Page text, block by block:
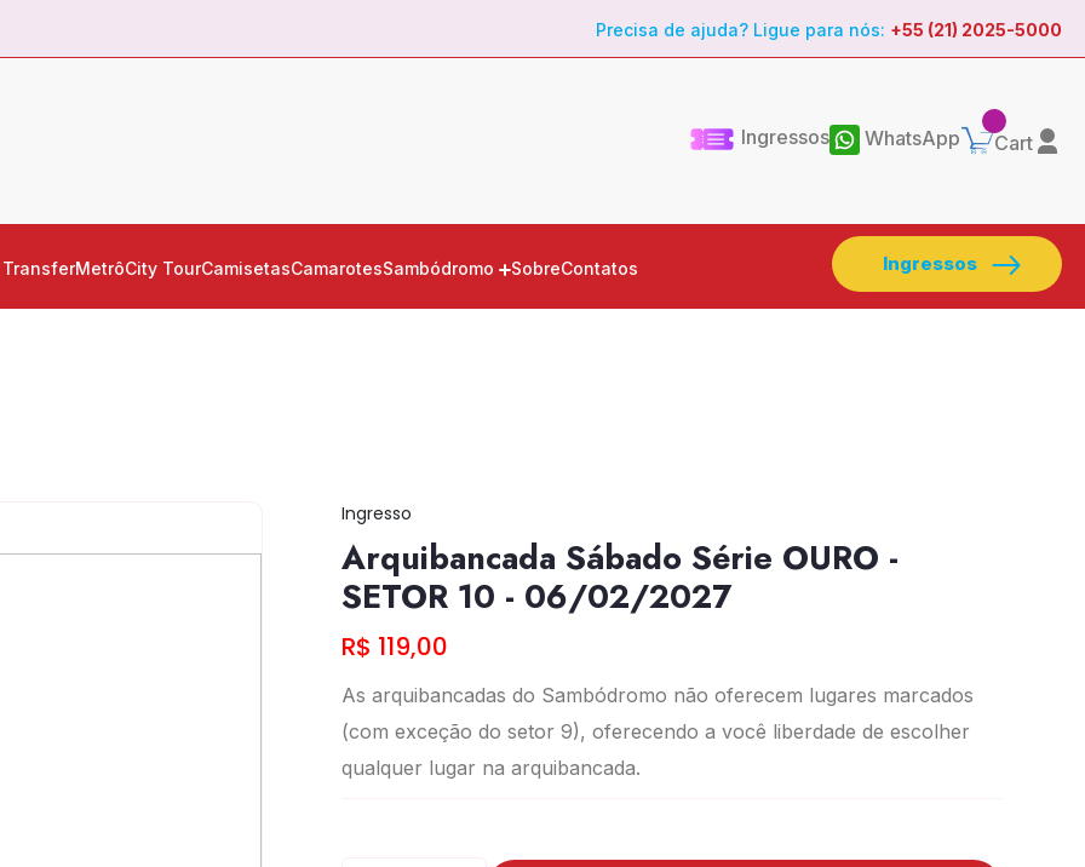
Precisa de ajuda? Ligue para nós: +55 (21) 2025-5000
Ingressos WhatsApp Cart
TransferMetrôCity TourCamisetasCamarotesSambódromo SobreContatos Ingressos
Ingresso
Arquibancada Sábado Série OURO -
SETOR 10 - 06/02/2027
R$ 119,00
As arquibancadas do Sambódromo não oferecem lugares marcados
(com exceção do setor 9), oferecendo a você liberdade de escolher
qualquer lugar na arquibancada.